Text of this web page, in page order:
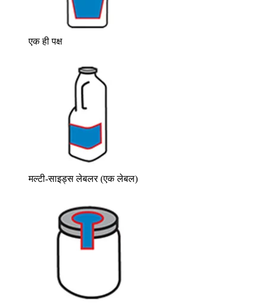
एक ही पक्ष
मल्टी-साइड्स लेबलर (एक लेबल)